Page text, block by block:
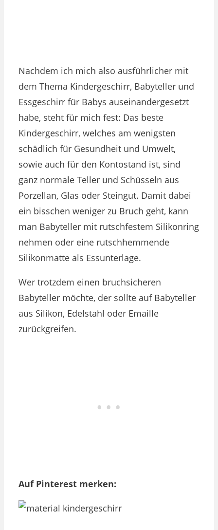
Nachdem ich mich also ausführlicher mit
dem Thema Kindergeschirr, Babyteller und
Essgeschirr für Babys auseinandergesetzt
habe, steht für mich fest: Das beste
Kindergeschirr, welches am wenigsten
schädlich für Gesundheit und Umwelt,
sowie auch für den Kontostand ist, sind
ganz normale Teller und Schüsseln aus
Porzellan, Glas oder Steingut. Damit dabei
ein bisschen weniger zu Bruch geht, kann
man Babyteller mit rutschfestem Silikonring
nehmen oder eine rutschhemmende
Silikonmatte als Essunterlage.
Wer trotzdem einen bruchsicheren
Babyteller möchte, der sollte auf Babyteller
aus Silikon, Edelstahl oder Emaille
zurückgreifen.
Auf Pinterest merken: